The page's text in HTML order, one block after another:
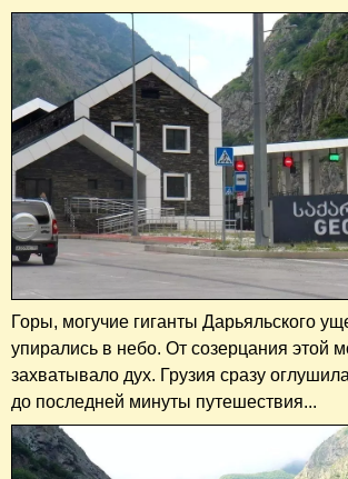
Горы, могучие гиганты Дарьяльского
упирались в небо. От созерцания этой
захватывало дух. Грузия сразу
до последней минуты путешествия...